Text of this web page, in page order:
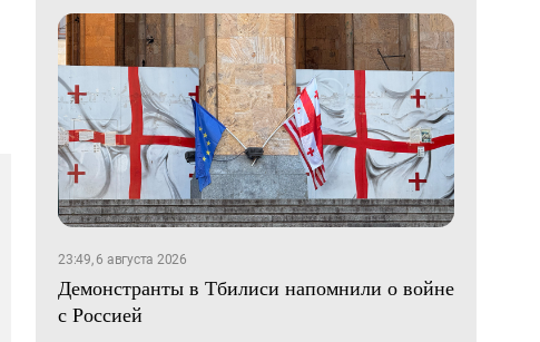
23:49, 6 августа 2026
Демонстранты в Тбилиси напомнили о войне
с Россией